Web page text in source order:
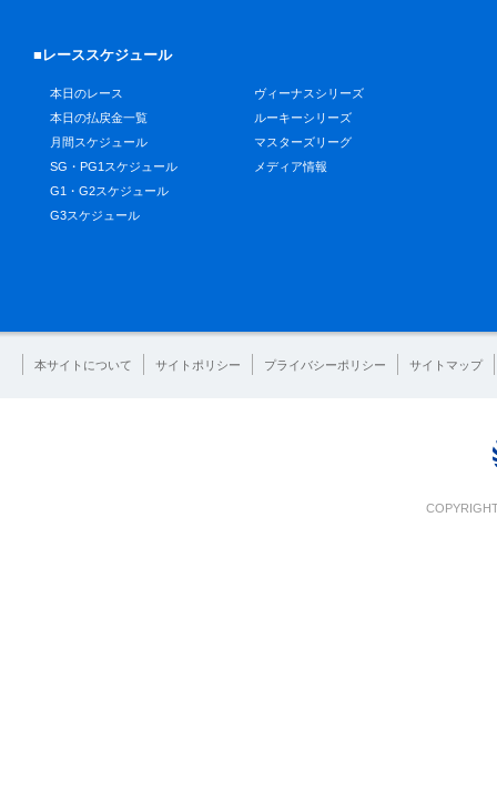
■レーススケジュール
本日のレース
本日の払戻金一覧
月間スケジュール
SG・PG1スケジュール
G1・G2スケジュール
G3スケジュール
ヴィーナスシリーズ
ルーキーシリーズ
マスターズリーグ
メディア情報
本サイトについて サイトポリシー プライバシーポリシー サイトマップ